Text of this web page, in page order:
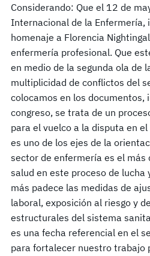
Considerando: Que el 12 de
Internacional de la
homenaje a Florencia
enfermería profesional. Que
en medio de la segunda ola de
multiplicidad de conflictos del
colocamos en los documentos,
congreso, se trata de un
para el vuelco a la disputa en
es uno de los ejes de la
sector de enfermería es el más
salud en este proceso de lucha
más padece las medidas de
laboral, exposición al riesgo y
estructurales del sistema
es una fecha referencial en el
para fortalecer nuestro trabajo